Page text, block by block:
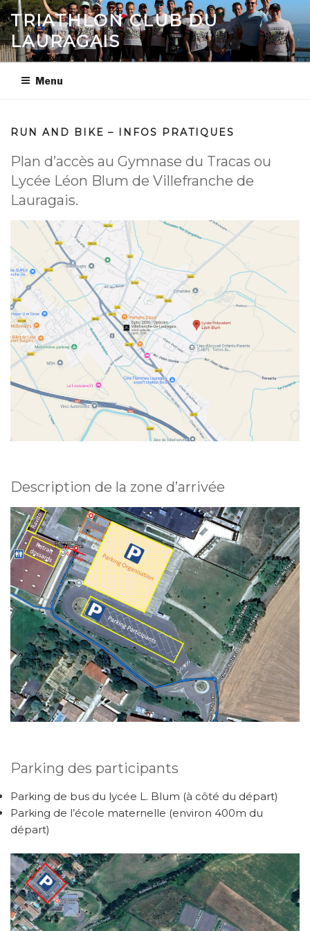
Aller
au
contenu
principal
TRIATHLON CLUB DU
LAURAGAIS
Menu
RUN AND BIKE – INFOS PRATIQUES
Plan d’accès au Gymnase du Tracas ou
Lycée Léon Blum de Villefranche de
Lauragais.
Description de la zone d’arrivée
Parking des participants
Parking de bus du lycée L. Blum (à côté du départ)
Parking de l’école maternelle (environ 400m du
départ)